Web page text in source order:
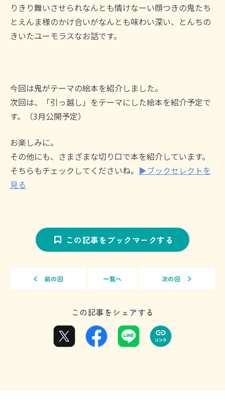
りきり舞いさせられなんとも情けなーい顔つきの鬼たち
とえんま様のかけ合いがなんとも味わい深い、とんちの
きいたユーモラスなお話です。
今回は鬼がテーマの絵本を紹介しました。
次回は、「引っ越し」をテーマにした絵本を紹介予定で
す。（3月公開予定）
お楽しみに。
その他にも、さまざまな切り口で本を紹介しています。
そちらもチェックしてくださいね。 ▶ブックセレクトを
見る
この記事をブックマークする
前の回 一覧へ 次の回
この記事をシェアする